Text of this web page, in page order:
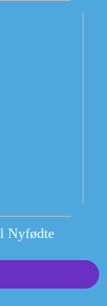
Nyfødte